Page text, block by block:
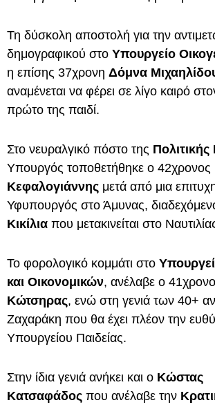
Τη δύσκολη αποστολή για την
δημογραφικού στο Υπουργείο
η επίσης 37χρονη Δόμνα
αναμένεται να φέρει σε λίγο καιρό
πρώτο της παιδί.
Στο νευραλγικό πόστο της
Υπουργός τοποθετήθηκε ο 42χρονος
Κεφαλογιάννης μετά από μια
Υφυπουργός στο Άμυνας,
Κικίλια που μετακινείται στο
Το φορολογικό κομμάτι στο
και Οικονομικών, ανέλαβε ο
Κώτσηρας, ενώ στη γενιά των 40+
Ζαχαράκη που θα έχει πλέον την
Υπουργείου Παιδείας.
Στην ίδια γενιά ανήκει και ο Κώστας
Κατσαφάδος που ανέλαβε την